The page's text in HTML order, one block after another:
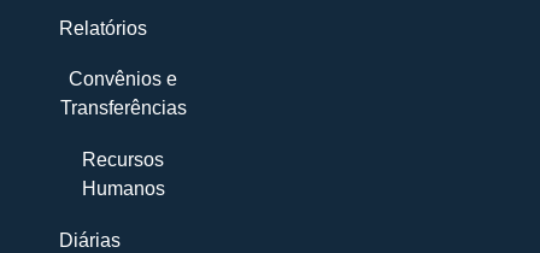
Relatórios
Convênios e
Transferências
Recursos
Humanos
Diárias